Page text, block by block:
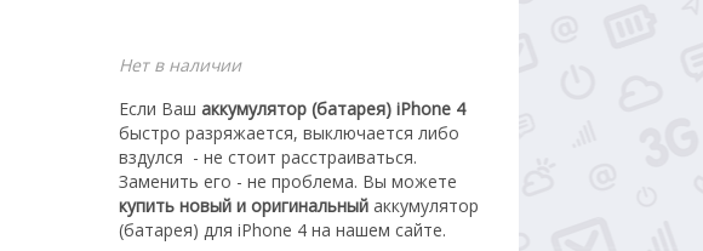
Нет в наличии
Если Ваш аккумулятор (батарея) iPhone 4
быстро разряжается, выключается либо
вздулся - не стоит расстраиваться.
Заменить его - не проблема. Вы можете
купить новый и оригинальный аккумулятор
(батарея) для iPhone 4 на нашем сайте.